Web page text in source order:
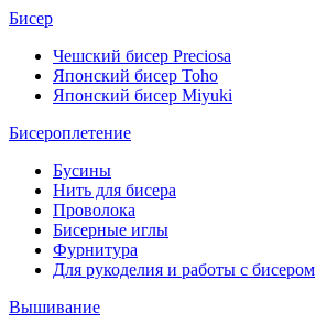
Бисер
Чешский бисер Preciosa
Японский бисер Toho
Японский бисер Miyuki
Бисероплетение
Бусины
Нить для бисера
Проволока
Бисерные иглы
Фурнитура
Для рукоделия и работы с бисером
Вышивание